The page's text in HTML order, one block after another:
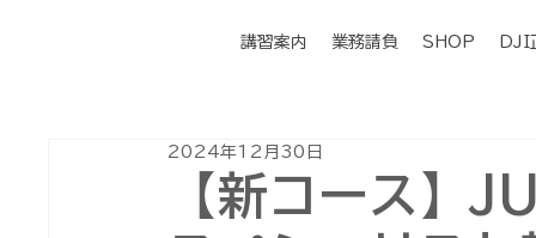
講習案内 業務請負 SHOP DJI
【新コース】
2024年12月30日